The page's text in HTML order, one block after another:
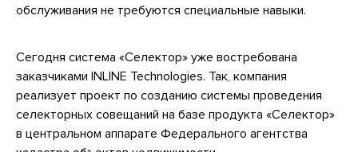
обслуживания не требуются специальные навыки.
Сегодня система «Селектор» уже востребована
заказчиками INLINE Technologies. Так, компания
реализует проект по созданию системы проведения
селекторных совещаний на базе продукта «Селектор»
в центральном аппарате Федерального агентства